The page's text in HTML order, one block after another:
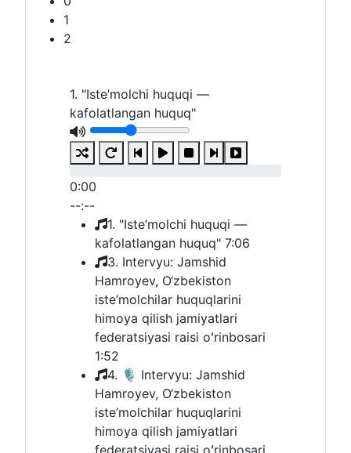
1. "Iste’molchi huquqi —
kafolatlangan huquq"
0:00
--:--
1. "Iste’molchi huquqi —
kafolatlangan huquq" 7:06
3. Intervyu: Jamshid
2